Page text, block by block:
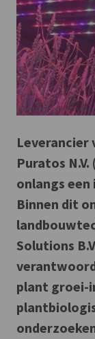
Leverancier
Puratos
onlangs
Binnen dit
Solutions
plant groei-